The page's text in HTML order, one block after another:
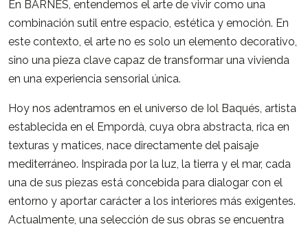
En BARNES, entendemos el arte de vivir como una
combinación sutil entre espacio, estética y emoción. En
este contexto, el arte no es solo un elemento decorativo,
sino una pieza clave capaz de transformar una vivienda
en una experiencia sensorial única.
Hoy nos adentramos en el universo de Iol Baqués, artista
establecida en el Empordà, cuya obra abstracta, rica en
texturas y matices, nace directamente del paisaje
mediterráneo. Inspirada por la luz, la tierra y el mar, cada
una de sus piezas está concebida para dialogar con el
entorno y aportar carácter a los interiores más exigentes.
Actualmente, una selección de sus obras se encuentra